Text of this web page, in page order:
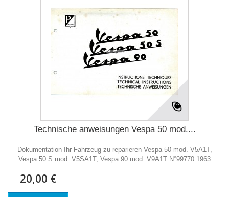
Technische anweisungen Vespa 50 mod....
Dokumentation Ihr Fahrzeug zu reparieren Vespa 50 mod. V5A1T,
Vespa 50 S mod. V5SA1T, Vespa 90 mod. V9A1T N°99770 1963
20,00 €